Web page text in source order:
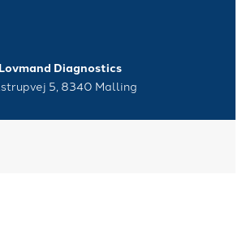
Lovmand Diagnostics
5, 8340 Malling